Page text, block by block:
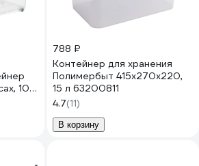
10 л
788 ₽
Контейнер для хранения
Полимербыт 415х270х220,
15 л 63200811
4.7(11)
В корзину